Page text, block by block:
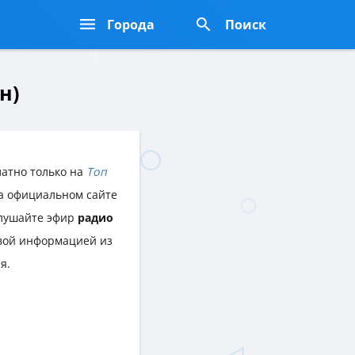
Города Поиск
только на Топ
официальном сайте
эфир радио
информацией из